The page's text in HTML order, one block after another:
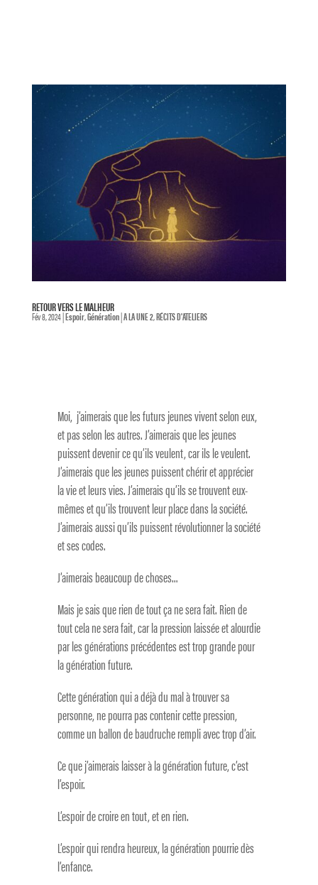
RETOUR VERS LE MALHEUR
Fév 8, 2024|Espoir,Génération|A LA UNE 2,RÉCITS D'ATELIERS
Moi, j’aimerais que les futurs jeunes vivent selon eux,
et pas selon les autres. J’aimerais que les jeunes
puissent devenir ce qu’ils veulent, car ils le veulent.
J’aimerais que les jeunes puissent chérir et apprécier
la vie et leurs vies. J’aimerais qu’ils se trouvent eux-
mêmes et qu’ils trouvent leur place dans la société.
J’aimerais aussi qu’ils puissent révolutionner la société
et ses codes.
J’aimerais beaucoup de choses…
Mais je sais que rien de tout ça ne sera fait. Rien de
tout cela ne sera fait, car la pression laissée et alourdie
par les générations précédentes est trop grande pour
la génération future.
Cette génération qui a déjà du mal à trouver sa
personne, ne pourra pas contenir cette pression,
comme un ballon de baudruche rempli avec trop d’air.
Ce que j’aimerais laisser à la génération future, c’est
l’espoir.
L’espoir de croire en tout, et en rien.
L’espoir qui rendra heureux, la génération pourrie dès
l’enfance.